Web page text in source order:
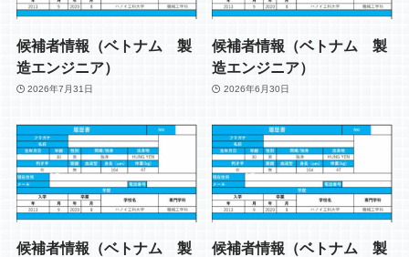
候補者情報（ベトナム 製
造エンジニア）
2026年7月31日
候補者情報（ベトナム 製
造エンジニア）
2026年6月30日
候補者情報（ベトナム 製
候補者情報（ベトナム 製